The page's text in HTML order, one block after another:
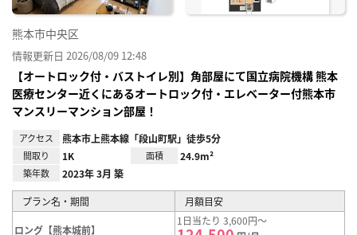
熊本市中央区
情報更新日 2026/08/09 12:48
【オートロック付・バストイレ別】角部屋にて国立病院機構 熊本
医療センター近くにあるオートロック付・エレベーター付熊本市
マンスリーマンション部屋！
アクセス 熊本市上熊本線「段山町駅」徒歩5分
間取り 1K 面積 24.9m²
築年数 2023年 3月 築
プラン名・期間 月額目安
ロング【熊本城前】
1日当たり 3,600円～